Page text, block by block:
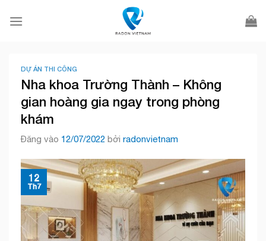
qua
DỰ ÁN THI CÔNG
Nha khoa Trường Thành – Không
gian hoàng gia ngay trong phòng
khám
Đăng vào 12/07/2022 bởi radonvietnam
12
Th7